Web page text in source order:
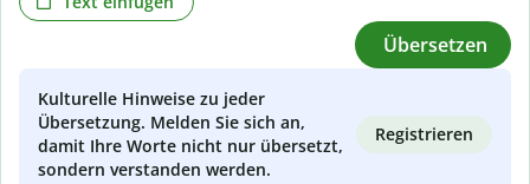
Übersetzen
Kulturelle Hinweise zu jeder
Übersetzung. Melden Sie sich an,
damit Ihre Worte nicht nur übersetzt,
sondern verstanden werden.
Registrieren